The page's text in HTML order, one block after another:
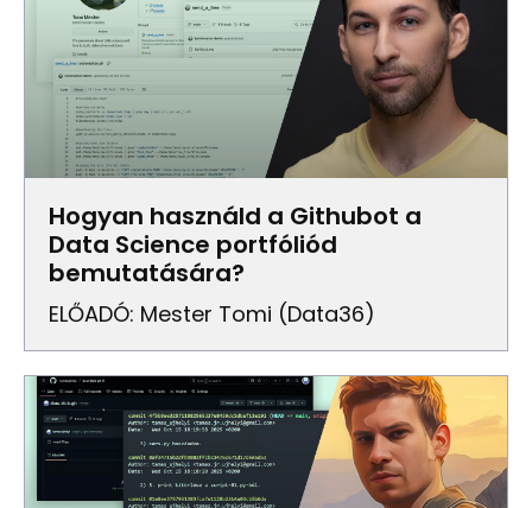
Hogyan használd a Githubot a
Data Science portfóliód
bemutatására?
ELŐADÓ: Mester Tomi (Data36)